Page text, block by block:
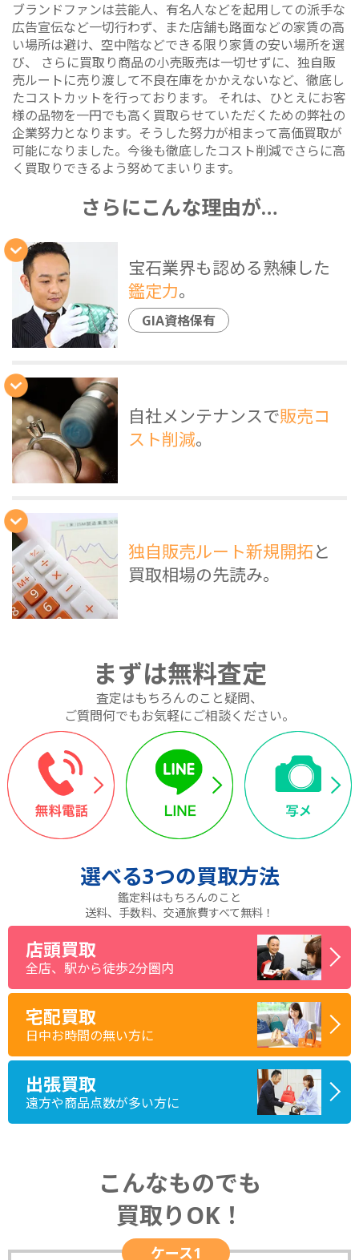
ブランドファンは芸能人、有名人などを起用しての派手な
広告宣伝など一切行わず、また店舗も路面などの家賃の高
い場所は避け、空中階などできる限り家賃の安い場所を選
び、 さらに買取り商品の小売販売は一切せずに、独自販
売ルートに売り渡して不良在庫をかかえないなど、徹底し
たコストカットを行っております。 それは、ひとえにお客
様の品物を一円でも高く買取らせていただくための弊社の
企業努力となります。そうした努力が相まって高価買取が
可能になりました。今後も徹底したコスト削減でさらに高
く買取りできるよう努めてまいります。
さらにこんな理由が…
宝石業界も認める熟練した
鑑定力。
GIA資格保有
自社メンテナンスで販売コ
スト削減。
独自販売ルート新規開拓と
買取相場の先読み。
まずは無料査定
査定はもちろんのこと疑問、
ご質問何でもお気軽にご相談ください。
選べる3つの買取方法
鑑定料はもちろんのこと
送料、手数料、交通旅費すべて無料！
店頭買取
全店、駅から徒歩2分圏内
宅配買取
日中お時間の無い方に
出張買取
遠方や商品点数が多い方に
こんなものでも
買取りOK！
ケース1